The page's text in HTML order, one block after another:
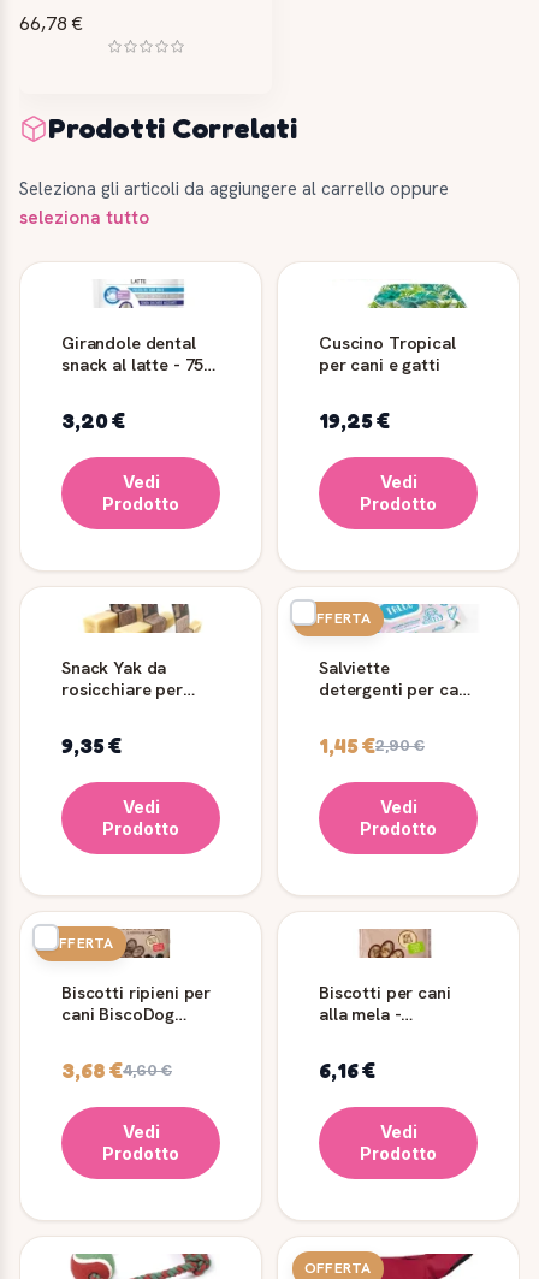
66,78 €
Prodotti Correlati
Seleziona gli articoli da aggiungere al carrello oppure
seleziona tutto
Girandole dental
snack al latte - 75
3,20 €
Vedi
Prodotto
Cuscino Tropical
per cani e gatti
19,25 €
Vedi
Prodotto
Snack Yak da
rosicchiare per
9,35 €
Vedi
Prodotto
OFFERTA
Salviette
detergenti per cani
Record 40 pz
1,45 €2,90 €
Vedi
Prodotto
OFFERTA
Biscotti ripieni per
cani BiscoDog
3,68 €4,60 €
Vedi
Prodotto
Biscotti per cani
alla mela -
6,16 €
Vedi
Prodotto
OFFERTA